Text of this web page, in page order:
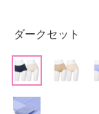
ダークセット